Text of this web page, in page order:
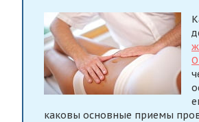
каковы основные приемы